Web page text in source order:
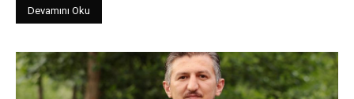
Devamını Oku